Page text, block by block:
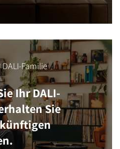
Familie
Ihr DALI-
Sie